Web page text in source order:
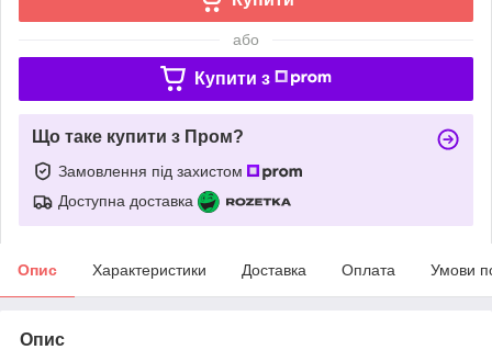
або
Купити з
Що таке купити з Пром?
Замовлення під захистом
Доступна доставка
Опис Характеристики Доставка Оплата Умови
Опис